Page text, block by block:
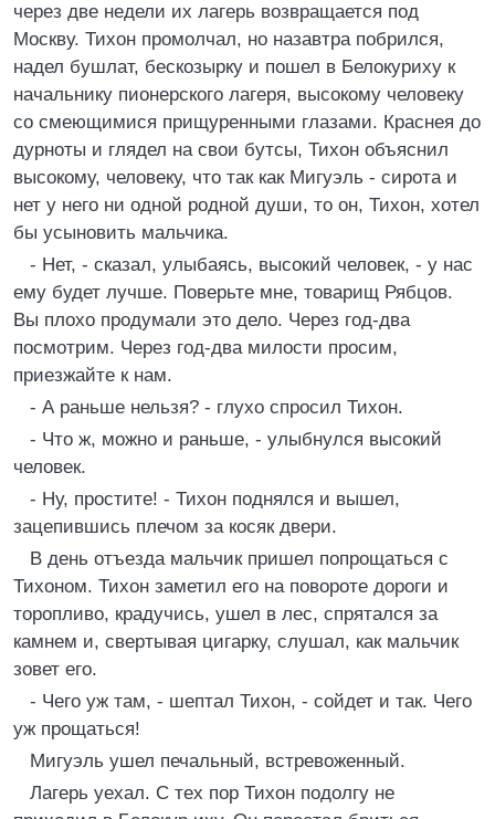
через две недели их лагерь возвращается под
Москву. Тихон промолчал, но назавтра побрился,
надел бушлат, бескозырку и пошел в Белокуриху к
начальнику пионерского лагеря, высокому человеку
со смеющимися прищуренными глазами. Краснея до
дурноты и глядел на свои бутсы, Тихон объяснил
высокому, человеку, что так как Мигуэль - сирота и
нет у него ни одной родной души, то он, Тихон, хотел
бы усыновить мальчика.
- Нет, - сказал, улыбаясь, высокий человек, - у нас
ему будет лучше. Поверьте мне, товарищ Рябцов.
Вы плохо продумали это дело. Через год-два
посмотрим. Через год-два милости просим,
приезжайте к нам.
- А раньше нельзя? - глухо спросил Тихон.
- Что ж, можно и раньше, - улыбнулся высокий
человек.
- Ну, простите! - Тихон поднялся и вышел,
зацепившись плечом за косяк двери.
В день отъезда мальчик пришел попрощаться с
Тихоном. Тихон заметил его на повороте дороги и
торопливо, крадучись, ушел в лес, спрятался за
камнем и, свертывая цигарку, слушал, как мальчик
зовет его.
- Чего уж там, - шептал Тихон, - сойдет и так. Чего
уж прощаться!
Мигуэль ушел печальный, встревоженный.
Лагерь уехал. С тех пор Тихон подолгу не